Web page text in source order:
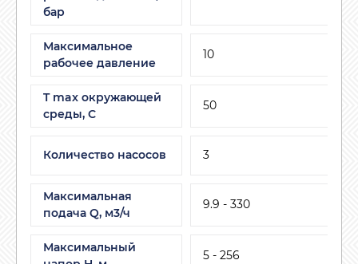
бар
Максимальное
рабочее давление
10
T max окружающей
среды, С
50
Количество насосов 3
Максимальная
подача Q, м3/ч
9.9 - 330
Максимальный
5 - 256